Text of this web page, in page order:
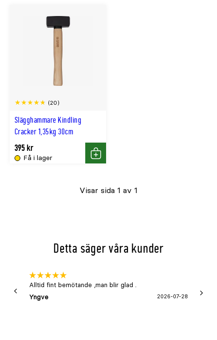
Slägghammare Kindling
Cracker 1,35kg 30cm
(20)
Få i lager
395 kr
Köp
Visar sida 1 av 1
Detta säger våra kunder
Alltid fint bemötande ,man blir glad .
Yngve
2026-07-28